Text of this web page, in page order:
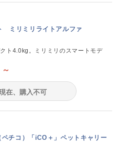
ミリミリライトアルファ
ト4.0kg。ミリミリのスマートモデ
在、購入不可
チコ）「iCO＋」ペットキャリー